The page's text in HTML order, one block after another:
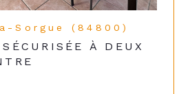
Sorgue (84800)
À DEUX